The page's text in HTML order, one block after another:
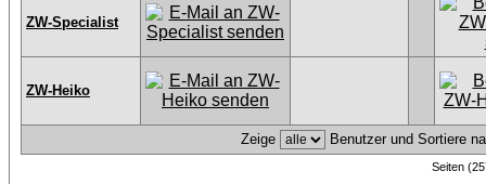
ZW-Specialist
ZW-Heiko
Zeige Benutzer und Sortiere
Seiten